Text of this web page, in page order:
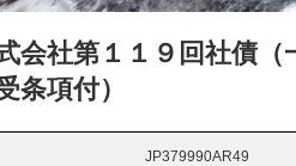
会社第１１９回社債
条項付）
JP379990AR49